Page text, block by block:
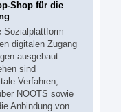
Shop für die
Sozialplattform
digitalen Zugang
ausgebaut
sind
Verfahren,
NOOTS sowie
Anbindung von